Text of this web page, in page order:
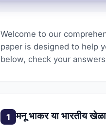
Welcome to our
paper is designed to help
below, check your
1 मनू भाकर या भारतीय